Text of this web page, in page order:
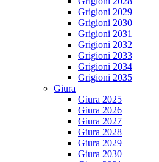
Grigioni 2029
Grigioni 2030
Grigioni 2031
Grigioni 2032
Grigioni 2033
Grigioni 2034
Grigioni 2035
Giura
Giura 2025
Giura 2026
Giura 2027
Giura 2028
Giura 2029
Giura 2030